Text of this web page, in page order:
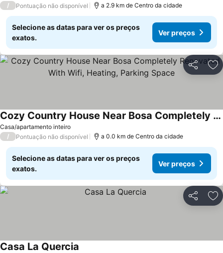
/ Pontuação não disponível a 2.9 km de Centro da cidade
Selecione as datas para ver os preços
exatos.
Ver preços
Partilhar
Casa/apartamento inteiro
Cozy Country House Near Bosa Completely Renovated With Wifi, Heating, Parking Space
/ Pontuação não disponível a 0.0 km de Centro da cidade
Selecione as datas para ver os preços
exatos.
Ver preços
Partilhar
Casa La Quercia